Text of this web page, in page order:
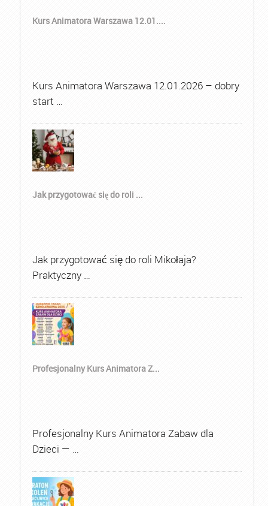
Kurs Animatora Warszawa 12.01....
Kurs Animatora Warszawa 12.01.2026 – dobry
start …
Jak przygotować się do roli ...
Jak przygotować się do roli Mikołaja?
Praktyczny …
Profesjonalny Kurs Animatora Z...
Profesjonalny Kurs Animatora Zabaw dla
Dzieci — …